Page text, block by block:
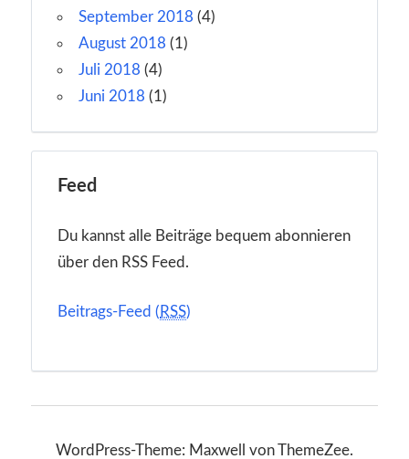
September 2018 (4)
August 2018 (1)
Juli 2018 (4)
Juni 2018 (1)
Feed
Du kannst alle Beiträge bequem abonnieren
über den RSS Feed.
Beitrags-Feed ( RSS)
WordPress-Theme: Maxwell von ThemeZee.